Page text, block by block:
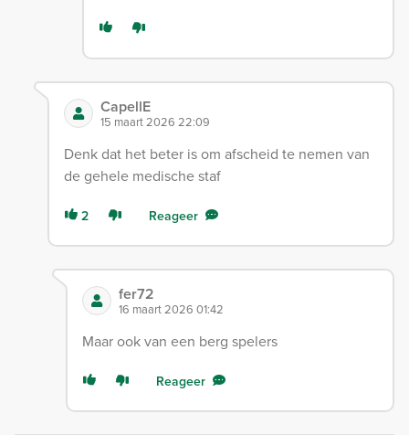
CapellE
15 maart 2026 22:09
Denk dat het beter is om afscheid te nemen van
de gehele medische staf
2 Reageer
fer72
16 maart 2026 01:42
Maar ook van een berg spelers
Reageer